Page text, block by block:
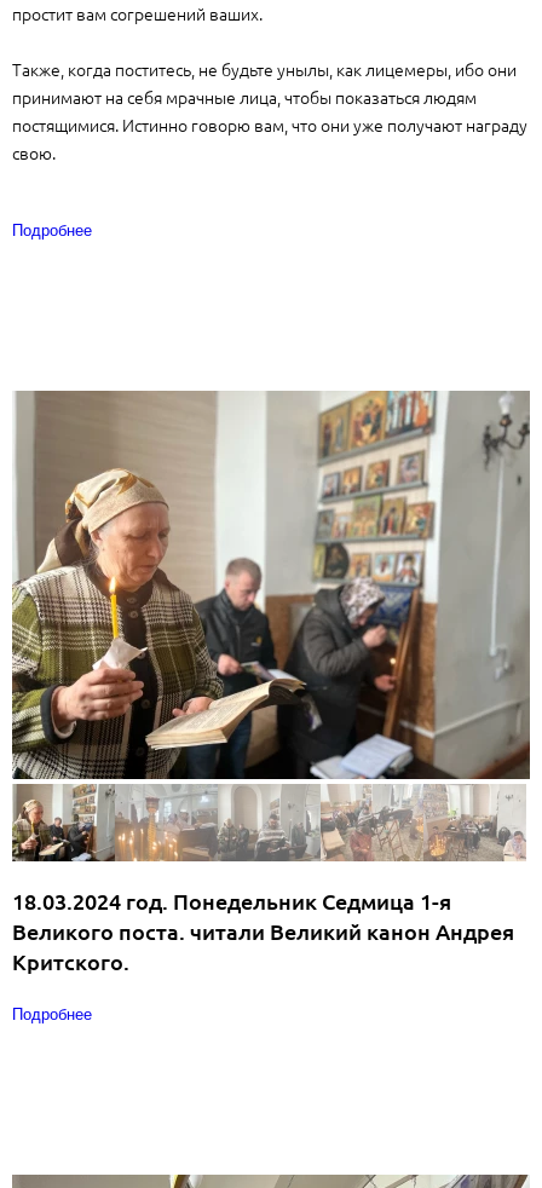
простит вам согрешений ваших.
Также, когда поститесь, не будьте унылы, как лицемеры, ибо они
принимают на себя мрачные лица, чтобы показаться людям
постящимися. Истинно говорю вам, что они уже получают награду
свою.
Подробнее
18.03.2024 год. Понедельник Седмица 1-я
Великого поста. читали Великий канон Андрея
Критского.
Подробнее